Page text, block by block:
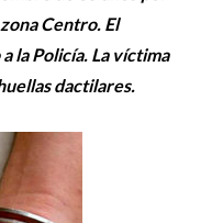
Centro. El
la Policía. La víctima
dactilares.